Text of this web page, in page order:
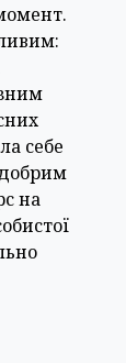
себе
на